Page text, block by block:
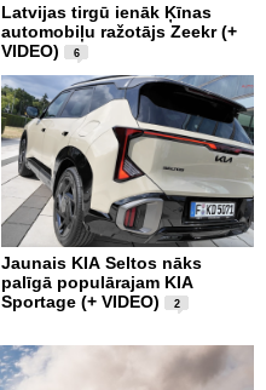
Latvijas tirgū ienāk Ķīnas
automobiļu ražotājs Zeekr (+
VIDEO)
6
Jaunais KIA Seltos nāks
palīgā populārajam KIA
Sportage (+ VIDEO)
2